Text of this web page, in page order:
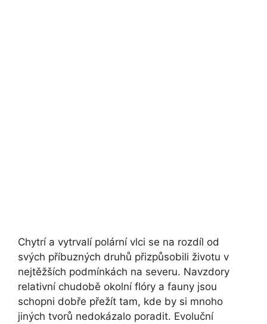
Chytrí a vytrvalí polární vlci se na rozdíl od
svých příbuzných druhů přizpůsobili životu v
nejtěžších podmínkách na severu. Navzdory
relativní chudobě okolní flóry a fauny jsou
schopni dobře přežít tam, kde by si mnoho
jiných tvorů nedokázalo poradit. Evoluční